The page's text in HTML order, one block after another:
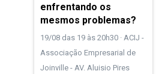
enfrentando os
mesmos problemas?
19/08 das 19 às 20h30 · ACIJ -
Associação Empresarial de
Joinville - AV. Aluisio Pires